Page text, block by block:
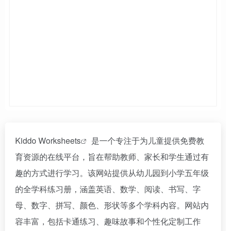
Kiddo Worksheets
是一个专注于为儿童提供免费教
育资源的在线平台，旨在帮助教师、家长和学生通过有
趣的方式进行学习。该网站提供从幼儿园到小学五年级
的全学科练习册，涵盖英语、数学、阅读、书写、字
母、数字、拼写、颜色、形状等多个学科内容。网站内
容丰富，包括卡通练习、趣味故事和个性化定制工作